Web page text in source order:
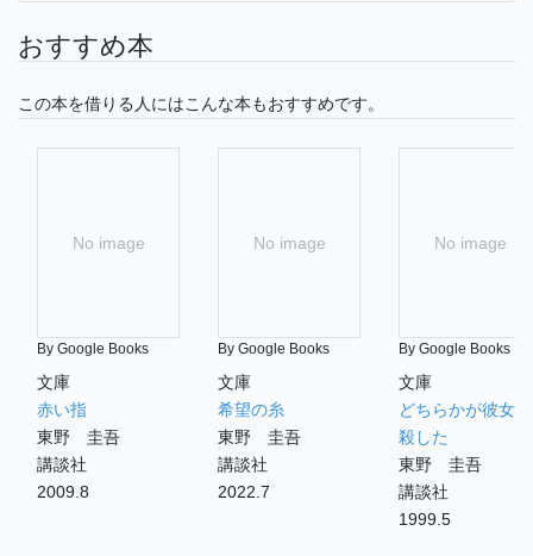
おすすめ本
この本を借りる人にはこんな本もおすすめです。
No image
By Google Books
文庫
赤い指
東野 圭吾
講談社
2009.8
No image
By Google Books
文庫
希望の糸
東野 圭吾
講談社
2022.7
No image
By Google Books
文庫
どちらかが彼女を
殺した
東野 圭吾
講談社
1999.5